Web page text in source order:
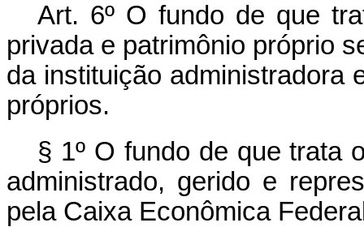
Art. 6º O fundo de que
privada e patrimônio próprio
da instituição administradora
próprios.
§ 1º O fundo de que trata
administrado, gerido e
pela Caixa Econômica